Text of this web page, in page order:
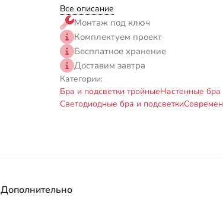
Все описание
Монтаж под ключ
Комплектуем проект
Бесплатное хранение
Доставим завтра
Категории:
Бра и подсветки тройныеНастенные бра
Светодиодные бра и подсветки
Дополнительно